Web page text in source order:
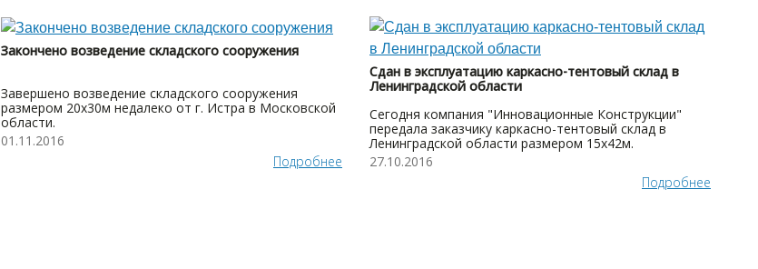
Закончено возведение складского сооружения
Завершено возведение складского сооружения
размером 20х30м недалеко от г. Истра в Московской
области.
01.11.2016
Подробнее
Сдан в эксплуатацию каркасно-тентовый склад в
Ленинградской области
Сегодня компания "Инновационные Конструкции"
передала заказчику каркасно-тентовый склад в
Ленинградской области размером 15x42м.
27.10.2016
Подробнее